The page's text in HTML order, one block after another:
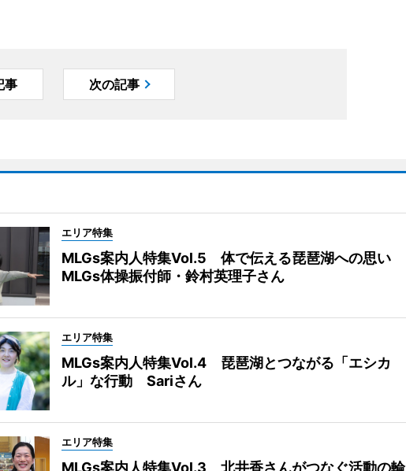
事 次の記事
エリア特集
MLGs案内人特集Vol.5 体で伝える琵琶湖への思い
MLGs体操振付師・鈴村英理子さん
エリア特集
MLGs案内人特集Vol.4 琵琶湖とつながる「エシカ
ル」な行動 Sariさん
エリア特集
MLGs案内人特集Vol.3 北井香さんがつなぐ活動の輪